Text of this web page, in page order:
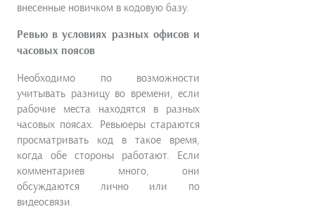
внесенные новичком в кодовую базу.
Ревью в условиях разных офисов и
часовых поясов
Необходимо по возможности
учитывать разницу во времени, если
рабочие места находятся в разных
часовых поясах. Ревьюеры стараются
просматривать код в такое время,
когда обе стороны работают. Если
комментариев много, они
обсуждаются лично или по
видеосвязи.